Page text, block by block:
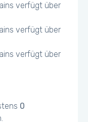
verfügt über
verfügt über
verfügt über
0